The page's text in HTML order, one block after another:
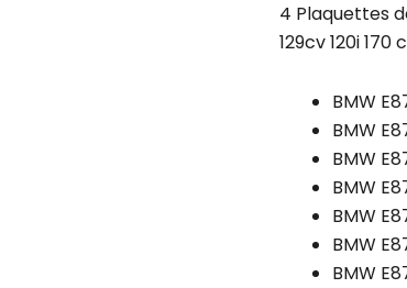
4 Plaquettes de
129cv 120i 170
BMW
BMW
BMW
BMW
BMW
BMW
BMW
115cv
118i
129cv